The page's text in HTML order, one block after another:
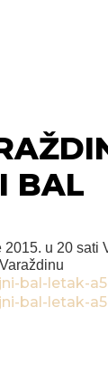
BAL
2015. u 20 sati